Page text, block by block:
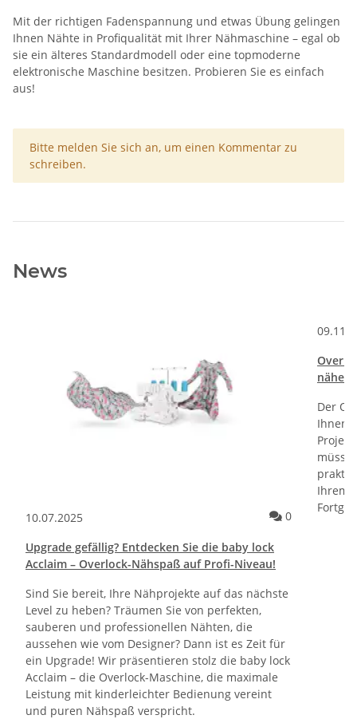
Mit der richtigen Fadenspannung und etwas Übung gelingen
Ihnen Nähte in Profiqualität mit Ihrer Nähmaschine – egal ob
sie ein älteres Standardmodell oder eine topmoderne
elektronische Maschine besitzen. Probieren Sie es einfach
aus!
x
Bitte melden Sie sich an, um einen Kommentar zu
schreiben.
News
Kommentare zum Artikel Welche Stickfunktionen hat die PFAFF
10.07.2025 0
Upgrade gefällig? Entdecken Sie die baby lock
Acclaim – Overlock-Nähspaß auf Profi-Niveau!
Sind Sie bereit, Ihre Nähprojekte auf das nächste
Level zu heben? Träumen Sie von perfekten,
sauberen und professionellen Nähten, die
aussehen wie vom Designer? Dann ist es Zeit für
ein Upgrade! Wir präsentieren stolz die baby lock
Acclaim – die Overlock-Maschine, die maximale
Leistung mit kinderleichter Bedienung vereint
und puren Nähspaß verspricht.
nähen
Der
Ihnen
Ihrem